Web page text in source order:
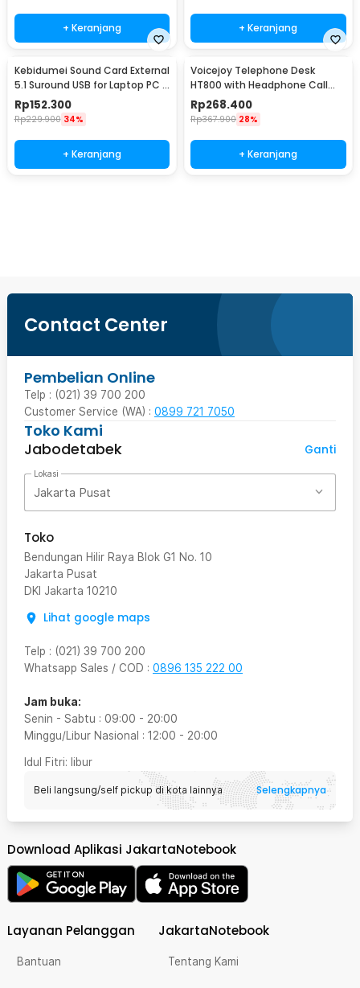
+ Keranjang + Keranjang
Kebidumei Sound Card External
5.1 Suround USB for Laptop PC -
CM6206
Rp152.300
Rp229.900 34%
+ Keranjang
Voicejoy Telephone Desk
HT800 with Headphone Call
Center VH500
Rp268.400
Rp367.900 28%
+ Keranjang
Contact Center
Pembelian Online
Telp : (021) 39 700 200
Customer Service (WA) : 0899 721 7050
Toko Kami
Jabodetabek
Ganti
Lokasi
Jakarta Pusat
Toko
Bendungan Hilir Raya Blok G1 No. 10
Jakarta Pusat
DKI Jakarta 10210
Lihat google maps
Telp : (021) 39 700 200
Whatsapp Sales / COD : 0896 135 222 00
Jam buka:
Senin - Sabtu : 09:00 - 20:00
Minggu/Libur Nasional : 12:00 - 20:00
Idul Fitri: libur
Beli langsung/self pickup di kota lainnya Selengkapnya
Download Aplikasi JakartaNotebook
Layanan Pelanggan
Bantuan
JakartaNotebook
Tentang Kami